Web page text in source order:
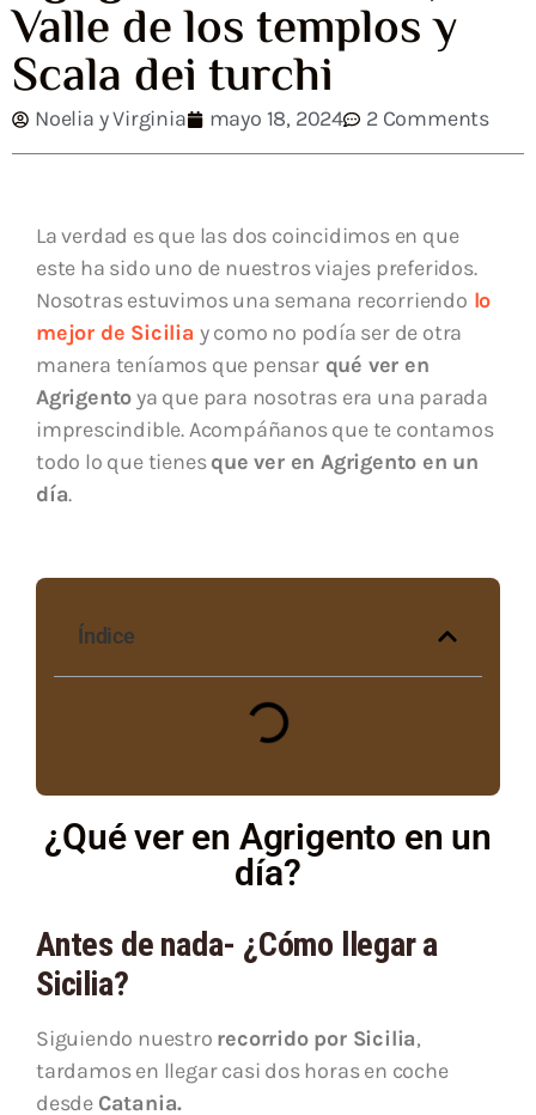
Valle de los templos y
Scala dei turchi
Noelia y Virginia mayo 18, 2024 2 Comments
La verdad es que las dos coincidimos en que
este ha sido uno de nuestros viajes preferidos.
Nosotras estuvimos una semana recorriendo lo
mejor de Sicilia y como no podía ser de otra
manera teníamos que pensarqué ver en
Agrigentoya que para nosotras era una parada
imprescindible. Acompáñanos que te contamos
todo lo que tienesque ver en Agrigento en un
día.
Índice
¿Qué ver en Agrigento en un
día?
Antes de nada- ¿Cómo llegar a
Sicilia?
Siguiendo nuestro recorrido por Sicilia,
tardamos en llegar casi dos horas en coche
desde Catania.